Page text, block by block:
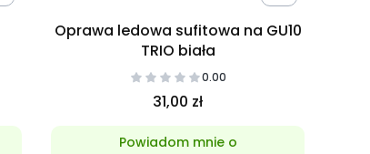
Oprawa ledowa sufitowa na GU10
TRIO biała
0.00
31,00 zł
Powiadom mnie o